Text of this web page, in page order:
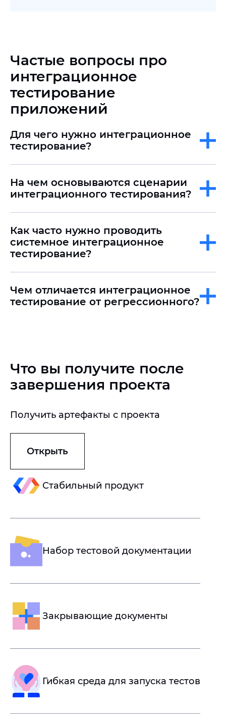
Частые вопросы про
интеграционное
тестирование
приложений
Для чего нужно интеграционное
тестирование?
На чем основываются сценарии
интеграционного тестирования?
Как часто нужно проводить
системное интеграционное
тестирование?
Чем отличается интеграционное
тестирование от регрессионного?
Что вы получите после
завершения проекта
Получить артефакты с проекта
Открыть
Стабильный продукт
Набор тестовой документации
Закрывающие документы
Гибкая среда для запуска тестов